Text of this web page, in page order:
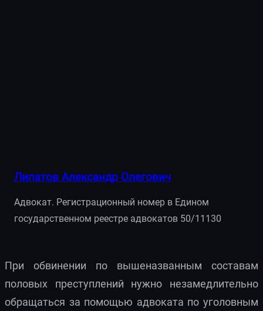
Липатов Александр Олегович
Адвокат. Регистрационный номер в Едином
государственном реестре адвокатов 50/11130
При обвинении по вышеназванным составам
половых преступлений нужно незамедлительно
обращаться за помощью адвоката по уголовным